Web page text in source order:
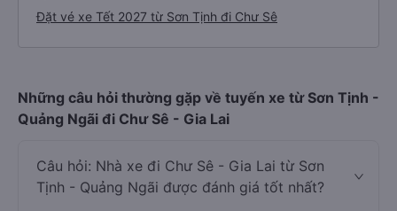
Đặt vé xe Tết 2027 từ Sơn Tịnh đi Chư Sê
Những câu hỏi thường gặp về tuyến xe từ Sơn Tịnh -
Quảng Ngãi đi Chư Sê - Gia Lai
Câu hỏi: Nhà xe đi Chư Sê - Gia Lai từ Sơn
Tịnh - Quảng Ngãi được đánh giá tốt nhất?